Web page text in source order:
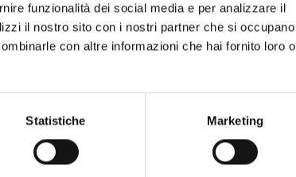
funzionalità dei social media e per analizzare il
il nostro sito con i nostri partner che si occupano
con altre informazioni che hai fornito loro o
Statistiche Marketing